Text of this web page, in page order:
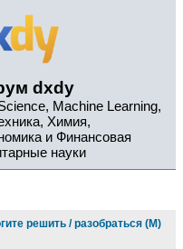
dxdy
Machine Learning,
Химия,
и Финансовая
науки
решить / разобраться (М)